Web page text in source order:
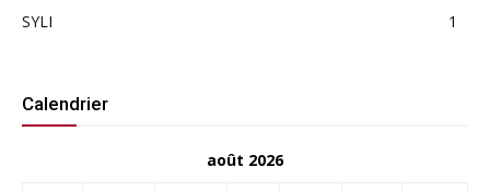
SYLI
1
Calendrier
août 2026